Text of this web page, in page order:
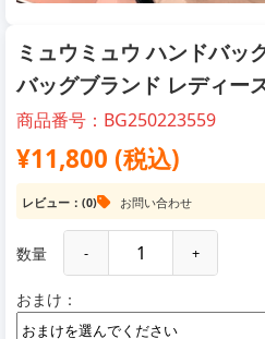
ミュウミュウ ハンドバッ
バッグブランド レディー
商品番号：BG250223559
¥11,800 (税込)
レビュー：(0) お問い合わせ
数量 - +
おまけ：